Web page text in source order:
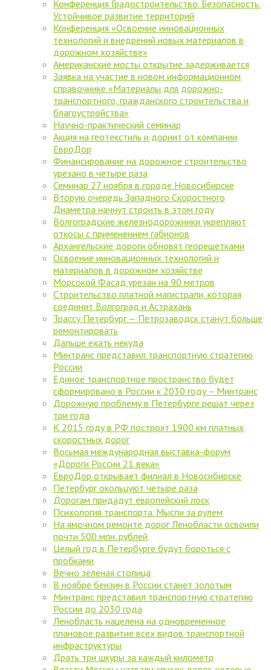
Конференция Градостроительство. Безопасность.
Устойчивое развитие территорий
Конференция «Освоение инновационных
технологий и внедрений новых материалов в
дорожном хозяйстве»
Американские мосты открытие задерживается
Заявка на участие в новом информационном
справочнике «Материалы для дорожно-
транспортного, гражданского строительства и
благоустройства»
Научно-практический семинар
Акция на геотекстиль и дорнит от компании
ЕвроДор
Финансирование на дорожное строительство
урезано в четыре раза
Семинар 27 ноября в городе Новосибирске
Вторую очередь Западного Скоростного
Диаметра начнут строить в этом году
Волгоградские железнодорожники укрепляют
откосы с применением габионов
Архангельские дороги обновят георешетками
Освоение инновационных технологий и
материалов в дорожном хозяйстве
Морсокой Фасад урезан на 90 метров
Cтроительство платной магистрали, которая
соединит Волгоград и Астрахань
Трассу Петербург — Петрозаводск станут больше
ремонтировать
Дальше ехать некуда
Минтранс представил транспортную стратегию
России
Единое транспортное пространство будет
сформировано в России к 2030 году – Минтранс
Дорожную проблему в Петербурге решат через
три года
К 2015 году в РФ построят 1900 км платных
скоростных дорог
Восьмая международная выставка-форум
«Дороги России 21 века»
ЕвроДор открывает филиал в Новосибирске
Петербург окольцуют четыре раза
Дорогам придадут европейский лоск
Психология транспорта. Мысли за рулем
На ямочном ремонте дорог Ленобласти освоили
почти 500 млн. рублей
Целый год в Петербурге будут бороться с
пробками
Вечно зеленая столица
В ноябре бензин в России станет золотым
Минтранс представил транспортную стратегию
России до 2030 года
Ленобласть нацелена на одновременное
плановое развитие всех видов транспортной
инфраструктуры
Драть три шкуры за каждый километр